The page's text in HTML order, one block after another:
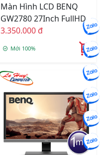
Màn Hình LCD BENQ
GW2780 27Inch FullHD
60Hz 5ms IPS Tích Hợp
3.350.000 đ
Mới 100%